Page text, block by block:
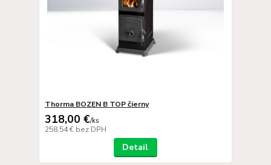
Thorma BOZEN B TOP čierny
318,00 €/ks
258,54 € bez DPH
Detail